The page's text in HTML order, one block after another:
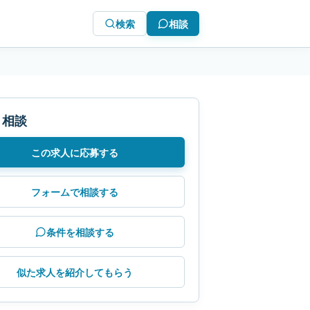
検索 相談
談
この求人に応募する
フォームで相談する
条件を相談する
似た求人を紹介してもらう